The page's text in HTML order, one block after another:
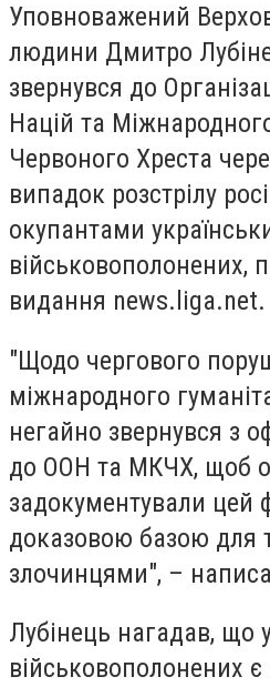
Уповноважений
людини Дмитро
звернувся до
Націй та
Червоного Хреста
випадок розстрілу
окупантами
військовополонених,
видання news.liga.net.
"Щодо чергового
міжнародного
негайно звернувся з
до ООН та МКЧХ, щоб
задокументували цей
доказовою базою для
злочинцями", –
Лубінець нагадав, що
військовополонених